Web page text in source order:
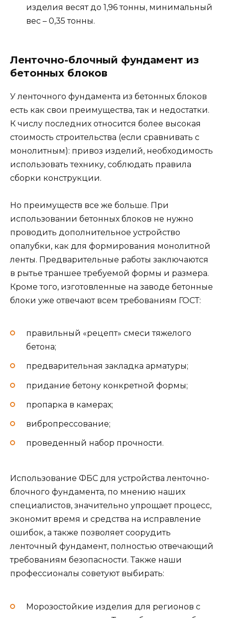
изделия весят до 1,96 тонны, минимальный
вес – 0,35 тонны.
Ленточно-блочный фундамент из
бетонных блоков
У ленточного фундамента из бетонных блоков
есть как свои преимущества, так и недостатки.
К числу последних относится более высокая
стоимость строительства (если сравнивать с
монолитным): привоз изделий, необходимость
использовать технику, соблюдать правила
сборки конструкции.
Но преимуществ все же больше. При
использовании бетонных блоков не нужно
проводить дополнительное устройство
опалубки, как для формирования монолитной
ленты. Предварительные работы заключаются
в рытье траншее требуемой формы и размера.
Кроме того, изготовленные на заводе бетонные
блоки уже отвечают всем требованиям ГОСТ:
правильный «рецепт» смеси тяжелого
бетона;
предварительная закладка арматуры;
придание бетону конкретной формы;
пропарка в камерах;
вибропрессование;
проведенный набор прочности.
Использование ФБС для устройства ленточно-
блочного фундамента, по мнению наших
специалистов, значительно упрощает процесс,
экономит время и средства на исправление
ошибок, а также позволяет соорудить
ленточный фундамент, полностью отвечающий
требованиям безопасности. Также наши
профессионалы советуют выбирать:
Морозостойкие изделия для регионов с